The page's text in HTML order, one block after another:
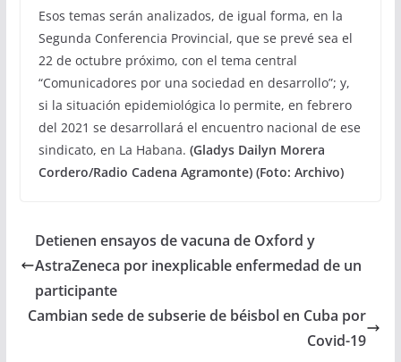
Esos temas serán analizados, de igual forma, en la
Segunda Conferencia Provincial, que se prevé sea el
22 de octubre próximo, con el tema central
“Comunicadores por una sociedad en desarrollo”; y,
si la situación epidemiológica lo permite, en febrero
del 2021 se desarrollará el encuentro nacional de ese
sindicato, en La Habana. (Gladys Dailyn Morera
Cordero/Radio Cadena Agramonte) (Foto: Archivo)
Detienen ensayos de vacuna de Oxford y
AstraZeneca por inexplicable enfermedad de un
participante
Cambian sede de subserie de béisbol en Cuba por
Covid-19